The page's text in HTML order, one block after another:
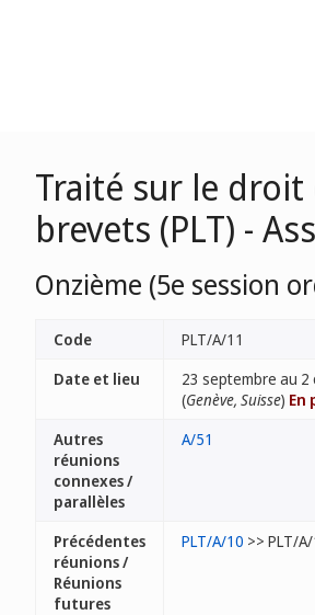
Traité sur le droit
brevets (PLT) -
Onzième (5e session
Code
PLT/A/11
Date et lieu
23 septembre au 2
(Genève, Suisse) En
Autres
réunions
connexes /
parallèles
A/51
Précédentes
réunions /
Réunions
futures
PLT/A/10 >> PLT/